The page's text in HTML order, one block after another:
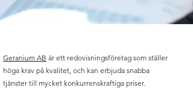
Geranium AB är ett redovisningsföretag som ställer
höga krav på kvalitet, och kan erbjuda snabba
tjänster till mycket konkurrenskraftiga priser.